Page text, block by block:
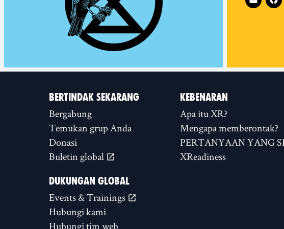
BERTINDAK SEKARANG
Bergabung
Temukan grup Anda
Donasi
Buletin global
KEBENARAN
Apa itu XR?
Mengapa memberontak?
PERTANYAAN YANG
XReadiness
DUKUNGAN GLOBAL
Events & Trainings
Hubungi kami
Hubungi tim web